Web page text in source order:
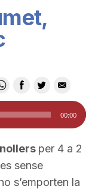
00:00
per 4 a 2
sense
s’emporten la